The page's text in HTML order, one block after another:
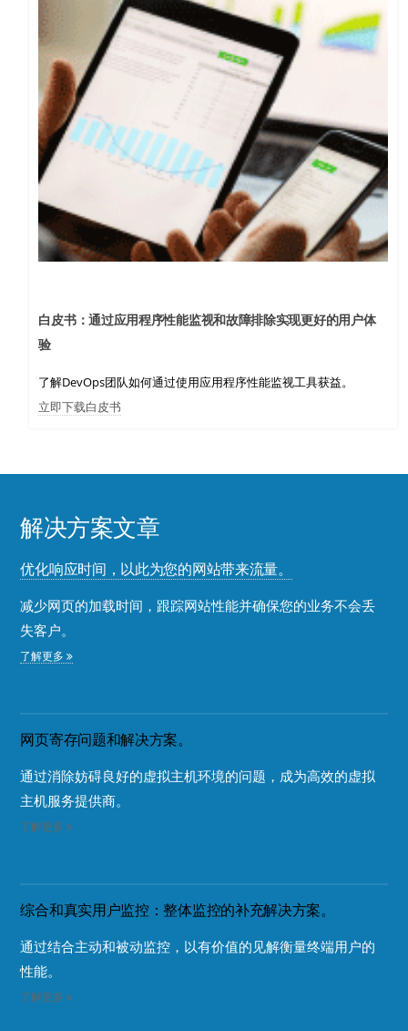
白皮书：通过应用程序性能监视和故障排除实现更好的用户体
验
了解DevOps团队如何通过使用应用程序性能监视工具获益。
立即下载白皮书
解决方案文章
优化响应时间，以此为您的网站带来流量。
减少网页的加载时间，跟踪网站性能并确保您的业务不会丢
失客户。
了解更多
网页寄存问题和解决方案。
通过消除妨碍良好的虚拟主机环境的问题，成为高效的虚拟
主机服务提供商。
了解更多
综合和真实用户监控：整体监控的补充解决方案。
通过结合主动和被动监控，以有价值的见解衡量终端用户的
性能。
了解更多